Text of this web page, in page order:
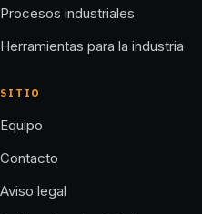
Procesos industriales
Herramientas para la industria
SITIO
Equipo
Contacto
Aviso legal